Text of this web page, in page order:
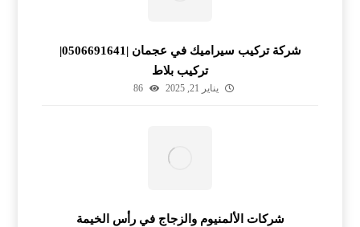
شركة تركيب سيراميك في عجمان |0506691641|
تركيب بلاط
يناير 21, 2025 86
شركات الألمنيوم والزجاج في رأس الخيمة